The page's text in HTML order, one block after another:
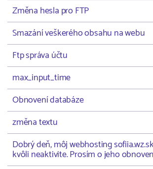
Změna hesla pro FTP
Smazání veškerého obsahu na webu
Ftp správa účtu
max_input_time
Obnovení databáze
změna textu
Dobrý deň, môj webhosting
kvôli neaktivite. Prosím o jeho